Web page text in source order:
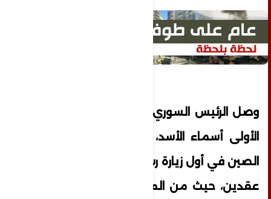
وصل الرئيس السوري بشار الأسد، والسيدة
الأولى أسماء الأسد، اليوم الخميس، إلى
الصين في أول زيارة رسمية للبلاد منذ نحو
عقدين، حيث من المقرر أن يلتقي نظيره